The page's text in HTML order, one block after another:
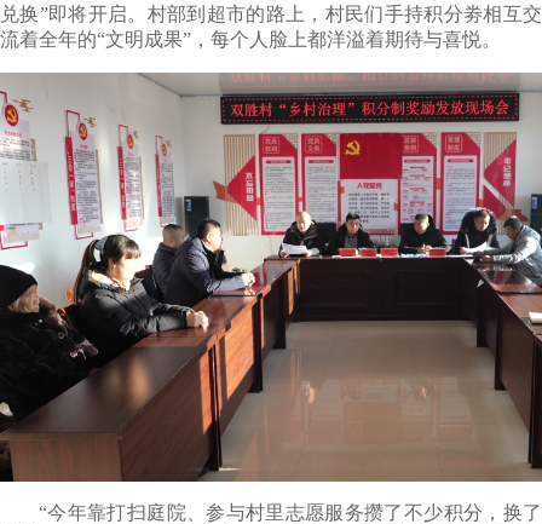
兑换”即将开启。村部到超市的路上，村民们手持积分劵相互交
流着全年的“文明成果”，每个人脸上都洋溢着期待与喜悦。
“今年靠打扫庭院、参与村里志愿服务攒了不少积分，换了